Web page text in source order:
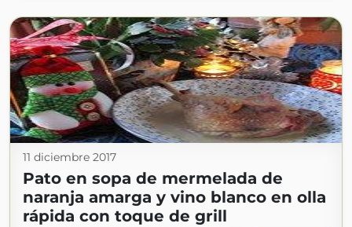
11 diciembre 2017
Pato en sopa de mermelada de
naranja amarga y vino blanco en olla
rápida con toque de grill